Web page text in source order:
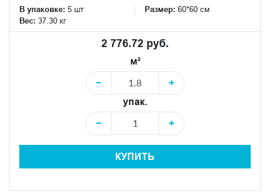
В упаковке: 5 шт Размер: 60*60 см
Вес: 37.30 кг
2 776.72 руб.
м²
−
+
упак.
−
+
КУПИТЬ